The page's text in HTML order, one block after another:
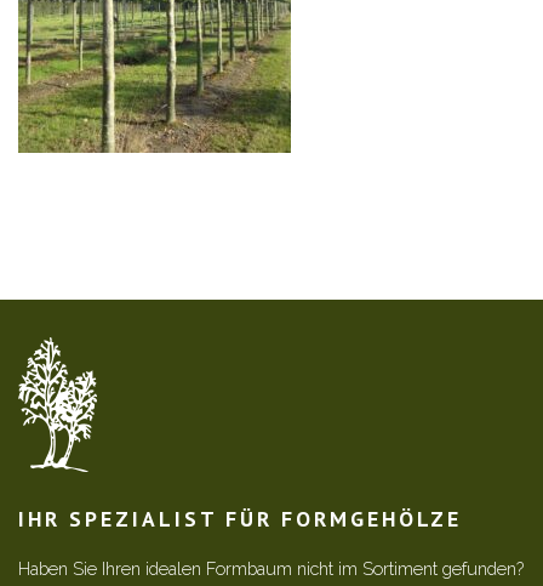
IHR SPEZIALIST FÜR FORMGEHÖLZE
Haben Sie Ihren idealen Formbaum nicht im Sortiment gefunden?